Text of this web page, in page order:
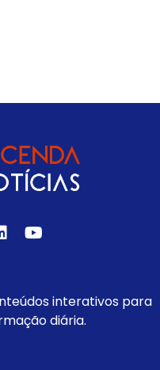
interativos para
diária.